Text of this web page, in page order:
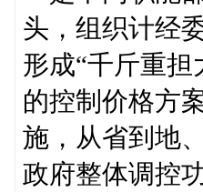
头，组织计经
形成“千斤重
的控制价格方
施，从省到地
政府整体调控